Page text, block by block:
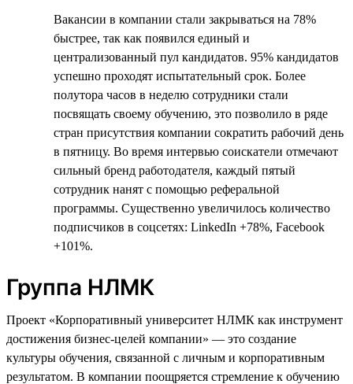
Вакансии в компании стали закрываться на 78%
быстрее, так как появился единый и
централизованный пул кандидатов. 95% кандидатов
успешно проходят испытательный срок. Более
полутора часов в неделю сотрудники стали
посвящать своему обучению, это позволило в ряде
стран присутствия компании сократить рабочий день
в пятницу. Во время интервью соискатели отмечают
сильный бренд работодателя, каждый пятый
сотрудник нанят с помощью реферальной
программы. Существенно увеличилось количество
подписчиков в соцсетях: LinkedIn +78%, Facebook
+101%.
Группа НЛМК
Проект «Корпоративный университет НЛМК как инструмент
достижения бизнес-целей компании» — это создание
культуры обучения, связанной с личным и корпоративным
результатом. В компании поощряется стремление к обучению